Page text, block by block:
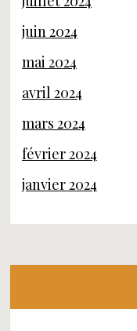
juin 2024
mai 2024
avril 2024
mars 2024
février 2024
janvier 2024